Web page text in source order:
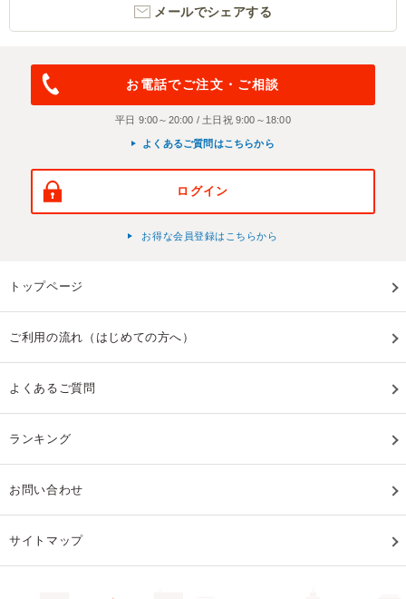
メールでシェアする
お電話でご注文・ご相談
平日 9:00～20:00 / 土日祝 9:00～18:00
よくあるご質問はこちらから
ログイン
お得な会員登録はこちらから
トップページ
ご利用の流れ（はじめての方へ）
よくあるご質問
ランキング
お問い合わせ
サイトマップ